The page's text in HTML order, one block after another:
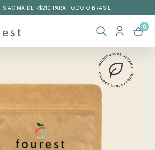
DIGITE PROMO50 NO SEU CARRINHO E APROVEITE ESSE
0